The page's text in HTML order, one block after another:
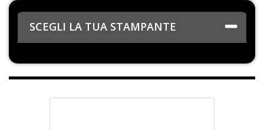
SCEGLI LA TUA STAMPANTE